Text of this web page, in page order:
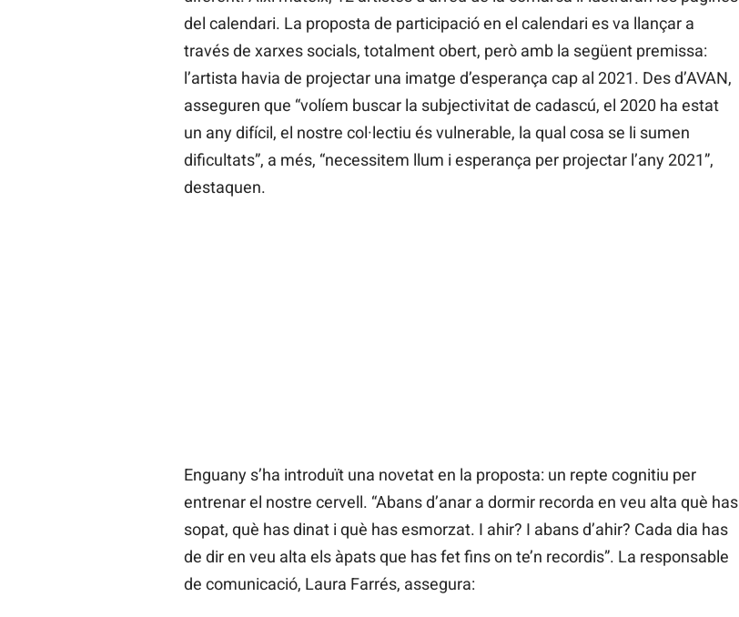
del calendari. La proposta de participació en el calendari es va llançar a
través de xarxes socials, totalment obert, però amb la següent premissa:
l’artista havia de projectar una imatge d’esperança cap al 2021. Des d’AVAN,
asseguren que “volíem buscar la subjectivitat de cadascú, el 2020 ha estat
un any difícil, el nostre col·lectiu és vulnerable, la qual cosa se li sumen
dificultats”, a més, “necessitem llum i esperança per projectar l’any 2021”,
destaquen.
Enguany s’ha introduït una novetat en la proposta: un repte cognitiu per
entrenar el nostre cervell. “Abans d’anar a dormir recorda en veu alta què has
sopat, què has dinat i què has esmorzat. I ahir? I abans d’ahir? Cada dia has
de dir en veu alta els àpats que has fet fins on te’n recordis”. La responsable
de comunicació, Laura Farrés, assegura: